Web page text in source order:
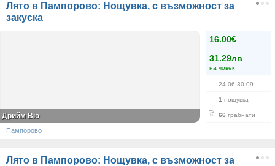
Лято в Пампорово: Нощувка, с възможност за
закуска
16.00€
31.29лв
на човек
24.06-30.09
1 нощувка
66 грабнати
Дрийм Вю
Пампорово
Лято в Пампорово: Нощувка, с възможност за